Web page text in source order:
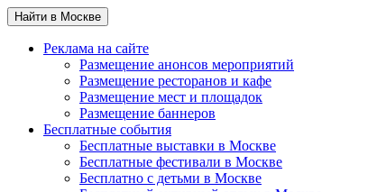
Найти в Москве
Реклама на сайте
Размещение анонсов мероприятий
Размещение ресторанов и кафе
Размещение мест и площадок
Размещение баннеров
Бесплатные события
Бесплатные выставки в Москве
Бесплатные фестивали в Москве
Бесплатно с детьми в Москве